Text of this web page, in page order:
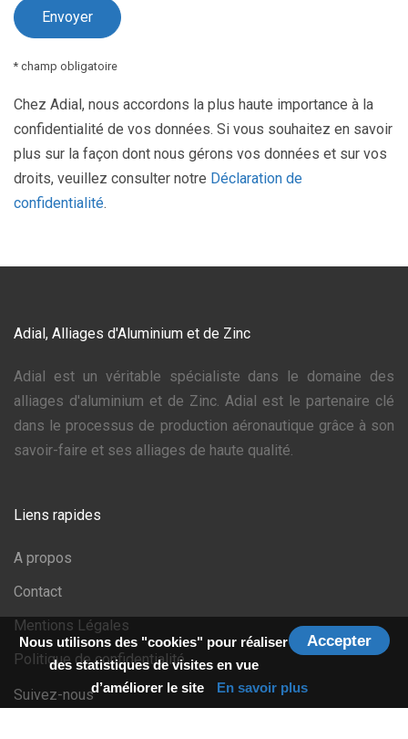
* champ obligatoire
Chez Adial, nous accordons la plus haute importance à la
confidentialité de vos données. Si vous souhaitez en savoir
plus sur la façon dont nous gérons vos données et sur vos
droits, veuillez consulter notre Déclaration de
confidentialité.
Adial, Alliages d'Aluminium et de Zinc
Adial est un véritable spécialiste dans le domaine des
alliages d'aluminium et de Zinc. Adial est le partenaire clé
dans le processus de production aéronautique grâce à son
savoir-faire et ses alliages de haute qualité.
Liens rapides
A propos
Contact
Mentions Légales
Politique de confidentialité
Suivez-nous
Accepter
Nous utilisons des "cookies" pour réaliser
des statistiques de visites en vue
d’améliorer le site
En savoir plus